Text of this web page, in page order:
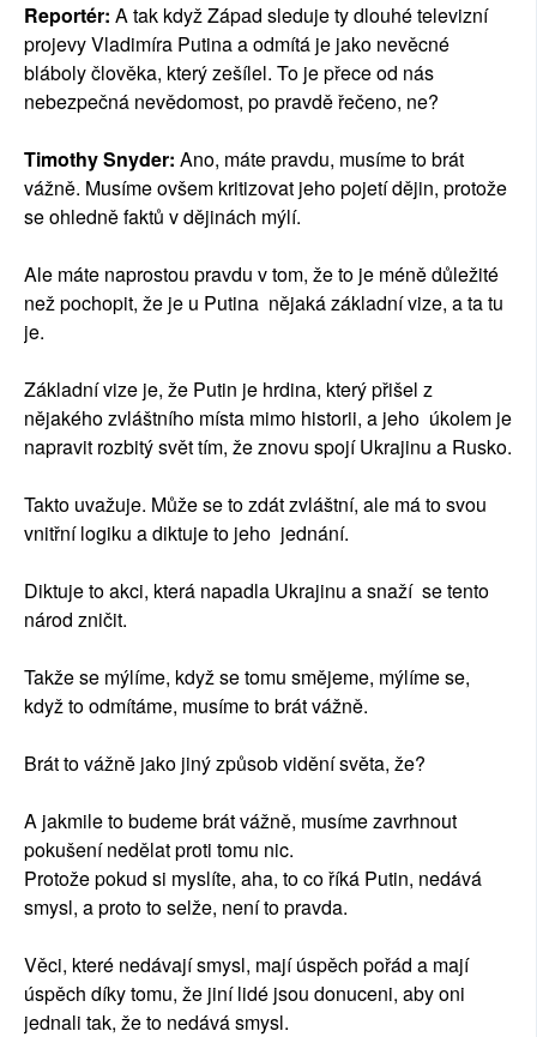
Reportér: A tak když Západ sleduje ty dlouhé televizní
projevy Vladimíra Putina a odmítá je jako nevěcné
bláboly člověka, který zešílel. To je přece od nás
nebezpečná nevědomost, po pravdě řečeno, ne?
Timothy Snyder: Ano, máte pravdu, musíme to brát
vážně. Musíme ovšem kritizovat jeho pojetí dějin, protože
se ohledně faktů v dějinách mýlí.
Ale máte naprostou pravdu v tom, že to je méně důležité
než pochopit, že je u Putina nějaká základní vize, a ta tu
je.
Základní vize je, že Putin je hrdina, který přišel z
nějakého zvláštního místa mimo historii, a jeho úkolem je
napravit rozbitý svět tím, že znovu spojí Ukrajinu a Rusko.
Takto uvažuje. Může se to zdát zvláštní, ale má to svou
vnitřní logiku a diktuje to jeho jednání.
Diktuje to akci, která napadla Ukrajinu a snaží se tento
národ zničit.
Takže se mýlíme, když se tomu smějeme, mýlíme se,
když to odmítáme, musíme to brát vážně.
Brát to vážně jako jiný způsob vidění světa, že?
A jakmile to budeme brát vážně, musíme zavrhnout
pokušení nedělat proti tomu nic.
Protože pokud si myslíte, aha, to co říká Putin, nedává
smysl, a proto to selže, není to pravda.
Věci, které nedávají smysl, mají úspěch pořád a mají
úspěch díky tomu, že jiní lidé jsou donuceni, aby oni
jednali tak, že to nedává smysl.